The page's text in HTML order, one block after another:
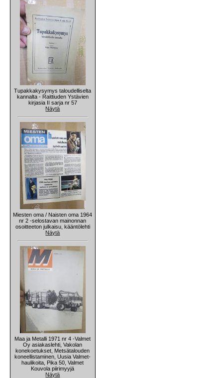
Tupakkakysymys taloudelliselta
kannalta - Raittiuden Ystävien
kirjasia II sarja nr 57
Näytä
Miesten oma / Naisten oma 1964
nr 2 -selostavan mainonnan
osoitteeton julkaisu, kääntölehti
Näytä
Maa ja Metalli 1971 nr 4 -Valmet
Oy asiakaslehti, Vakolan
konekoetukset, Metsätalouden
koneellistaminen, Uusia Valmet-
haulikoita, Pika 50, Valmet
Kouvola piirimyyjä
Näytä